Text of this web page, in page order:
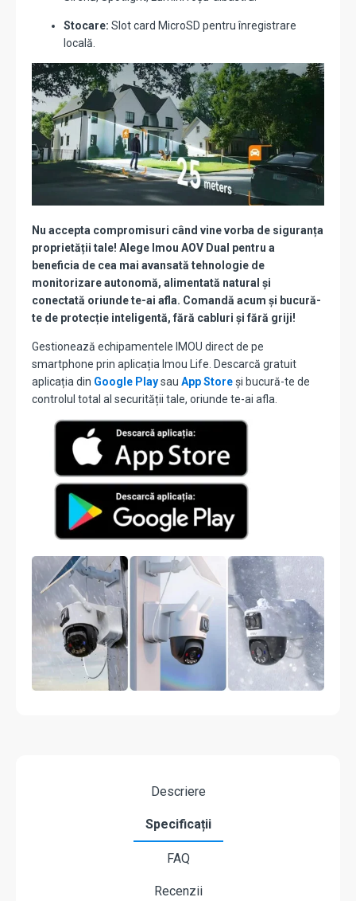
Stocare: Slot card MicroSD pentru înregistrare
locală.
Nu accepta compromisuri când vine vorba de siguranța
proprietății tale! Alege Imou AOV Dual pentru a
beneficia de cea mai avansată tehnologie de
monitorizare autonomă, alimentată natural și
conectată oriunde te-ai afla. Comandă acum și bucură-
te de protecție inteligentă, fără cabluri și fără griji!
Gestionează echipamentele IMOU direct de pe
smartphone prin aplicația Imou Life. Descarcă gratuit
aplicația din Google Playsau App Storeși bucură-te de
controlul total al securității tale, oriunde te-ai afla.
Descriere
Specificații
FAQ
Recenzii